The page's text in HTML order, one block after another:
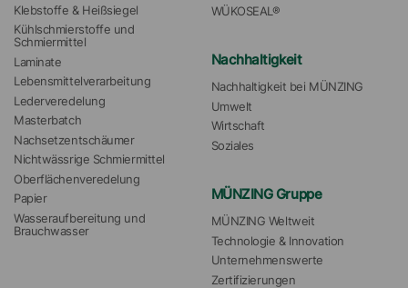
Klebstoffe & Heißsiegel
Kühlschmierstoffe und
Schmiermittel
Laminate
Lebensmittelverarbeitung
Lederveredelung
Masterbatch
Nachsetzentschäumer
Nichtwässrige Schmiermittel
Oberflächenveredelung
Papier
Wasseraufbereitung und
Brauchwasser
WÜKOSEAL®
Nachhaltigkeit
Nachhaltigkeit bei MÜNZING
Umwelt
Wirtschaft
Soziales
MÜNZING Gruppe
MÜNZING Weltweit
Technologie & Innovation
Unternehmenswerte
Zertifizierungen